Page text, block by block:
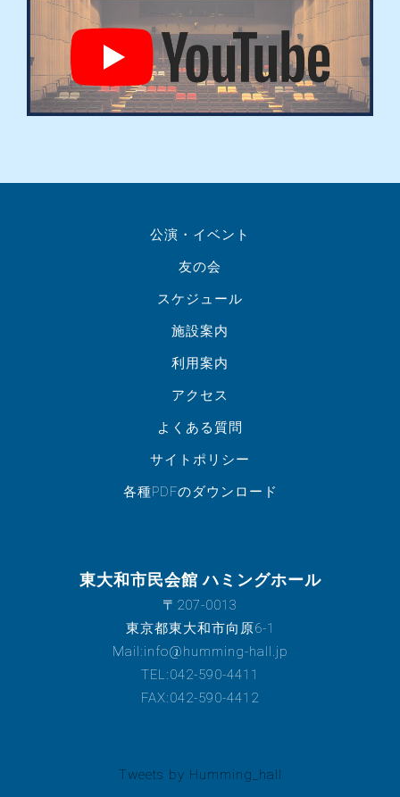
公演・イベント
友の会
スケジュール
施設案内
利用案内
アクセス
よくある質問
サイトポリシー
各種PDFのダウンロード
東大和市民会館 ハミングホール
〒207-0013
東京都東大和市向原6-1
Mail:info@humming-hall.jp
TEL:042-590-4411
FAX:042-590-4412
Tweets by Humming_hall